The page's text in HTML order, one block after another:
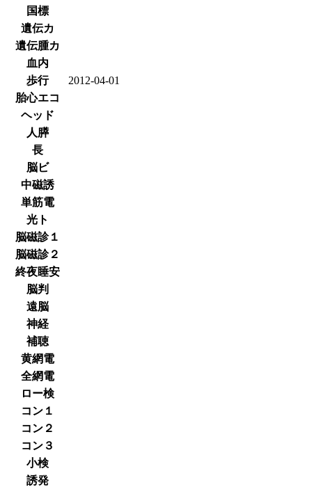
国標
遺伝カ
遺伝腫カ
血内
歩行
2012-04-01
胎心エコ
ヘッド
人膵
長
脳ビ
中磁誘
単筋電
光ト
脳磁診１
脳磁診２
終夜睡安
脳判
遠脳
神経
補聴
黄網電
全網電
ロー検
コン１
コン２
コン３
小検
誘発